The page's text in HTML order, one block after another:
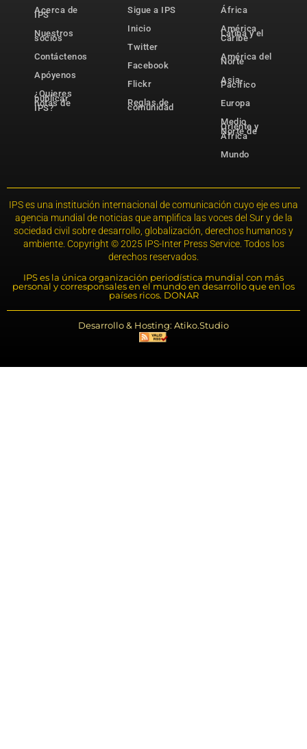
Acerca de
IPS
Nuestros
socios
Contáctenos
Apóyenos
¿Quieres
publicar
notas de
IPS?
Sigue a IPS
Inicio
Twitter
Facebook
Flickr
Reglas de
comunidad
África
América
Latina y el
Caribe
América del
Norte
Asia-
Pacífico
Europa
Medio
Oriente y
Norte de
África
Mundo
IPS es una institución internacional de comunicación cuyo eje es una
agencia mundial de noticias que amplifica las voces del Sur y de la
sociedad civil sobre desarrollo, globalización, derechos humanos y
ambiente. Copyright © 2025 IPS-Inter Press Service. Todos los
derechos reservados.
IPS es la única organización periodística mundial con más
personal y corresponsales en el mundo en desarrollo que en los
países ricos. DONAR
Desarrollo & Hosting: Atiko.Studio